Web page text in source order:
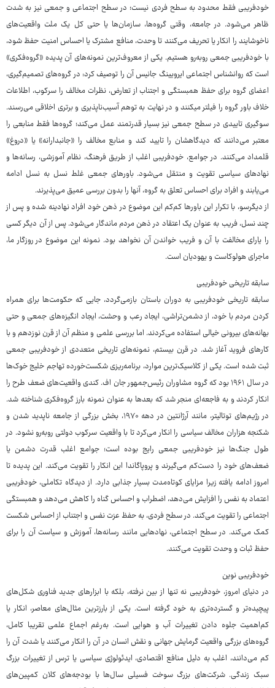
خودفریبی فقط محدود به سطح فردی نیست؛ در سطح اجتماعی و جمعی نیز به شدت
ظاهر می‌شود. در جامعه، وقتی گروه‌ها، سازمان‌ها یا حتی کل یک ملت واقعیت‌های
ناخوشایند را انکار یا تحریف می‌کنند تا وحدت، منافع مشترک یا احساس امنیت حفظ شود،
با خودفریبی جمعی روبه‌رو هستیم. یکی از معروف‌ترین نمونه‌های آن پدیده «گروه‌فکری»
است که روانشناس اجتماعی ایرویینگ جانیس آن را توصیف کرد: در گروه‌های تصمیم‌گیری،
اعضای گروه برای حفظ همبستگی و اجتناب از تعارض، نظرات مخالف را سرکوب، اطلاعات
خلاف باور گروه را فیلتر میکنند و در نهایت به توهم آسیب‌ناپذیری و برتری اخلاقی می‌رسند.
سوگیری تاییدی در سطح جمعی نیز بسیار قدرتمند عمل می‌کند؛ گروه‌ها فقط منابعی را
معتبر می‌دانند که دیدگاهشان را تایید کند و منابع مخالف را «جانبدارانه» یا «دروغ»
قلمداد می‌کنند. در جوامع، خودفریبی اغلب از طریق فرهنگ، نظام آموزشی، رسانه‌ها و
نهادهای سیاسی تقویت و منتقل می‌شود. باورهای جمعی غلط نسل به نسل ادامه
می‌یابند و افراد برای احساس تعلق به گروه، آنها را بدون بررسی عمیق می‌پذیرند.
از دیگرسو، با تکرار این باورها کم‌کم این موضوع در ذهن خود افراد نهادینه شده و پس از
چند نسل، فریب به عنوان یک اعتقاد در ذهن مردم ماندگار می‌شود. پس از آن دیگر کسی
را یارای مخالفت با آن و فریب خواندن آن نخواهد بود. نمونه این موضوع در روزگار ما،
ماجرای هولوکاست و یهودیان است.
سابقه تاریخی خودفریبی
سابقه تاریخی خودفریبی به دوران باستان بازمی‌گردد، جایی که حکومت‌ها برای همراه
کردن مردم با خود، از دشمن‌تراشی، ایجاد رعب و وحشت، ایجاد انگیزه‌های جمعی و حتی
بهانه‌های بیرونی خیالی استفاده می‌کردند. اما بررسی علمی و منظم آن از قرن نوزدهم و با
کارهای فروید آغاز شد. در قرن بیستم، نمونه‌های تاریخی متعددی از خودفریبی جمعی
ثبت شده است. یکی از کلاسیک‌ترین موارد، برنامه‌ریزی شکست‌خورده تهاجم خلیج خوک‌ها
در سال ۱۹۶۱ بود که گروه مشاوران رئیس‌جمهور جان اف. کندی واقعیت‌های ضعف طرح را
انکار کردند و به فاجعه‌ای منجر شد که بعدها به عنوان نمونه بارز گروه‌فکری شناخته شد.
در رژیم‌های توتالیتر، مانند آرژانتین در دهه ۱۹۷۰، بخش بزرگی از جامعه ناپدید شدن و
شکنجه هزاران مخالف سیاسی را انکار می‌کرد تا با واقعیت سرکوب دولتی روبه‌رو نشود. در
طول جنگ‌ها نیز خودفریبی جمعی رایج بوده است؛ جوامع اغلب قدرت دشمن یا
ضعف‌های خود را دست‌کم می‌گیرند و پروپاگاندا این انکار را تقویت می‌کند. این پدیده تا
امروز ادامه یافته زیرا مزایای کوتاه‌مدت بسیار جذابی دارد. از دیدگاه تکاملی، خودفریبی
اعتماد به نفس را افزایش می‌دهد، اضطراب و احساس گناه را کاهش می‌دهد و همبستگی
اجتماعی را تقویت می‌کند. در سطح فردی، به حفظ عزت نفس و اجتناب از احساس شکست
کمک می‌کند. در سطح اجتماعی، نهادهایی مانند رسانه‌ها، آموزش و سیاست آن را برای
حفظ ثبات و وحدت تقویت می‌کنند.
خودفریبی نوین
در دنیای امروز، خودفریبی نه تنها از بین نرفته، بلکه با ابزارهای جدید فناوری شکل‌های
پیچیده‌تر و گسترده‌تری به خود گرفته است. یکی از بارزترین مثال‌های معاصر، انکار یا
کم‌اهمیت جلوه دادن تغییرات آب و هوایی است. به‌رغم اجماع علمی تقریبا کامل،
گروه‌های بزرگی واقعیت گرمایش جهانی و نقش انسان در آن را انکار می‌کنند یا شدت آن را
کم می‌دانند، اغلب به دلیل منافع اقتصادی، ایدئولوژی سیاسی یا ترس از تغییرات بزرگ
سبک زندگی. شرکت‌های بزرگ سوخت فسیلی سال‌ها با بودجه‌های کلان کمپین‌های